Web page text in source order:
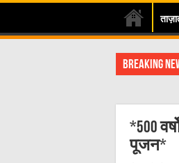
Breaking
*500
पूजन*